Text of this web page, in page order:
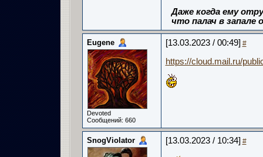
Даже когда ему
что палач в запале
Eugene
Devoted
Сообщений: 660
[13.03.2023 / 00:49] #
https://cloud.mail.ru/
SnogViolator [13.03.2023 / 10:34] #